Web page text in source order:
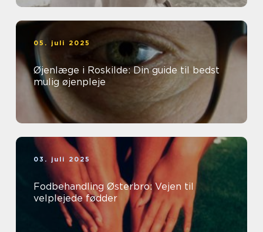
05. juli 2025
Øjenlæge i Roskilde: Din guide til bedst
mulig øjenpleje
03. juli 2025
Fodbehandling Østerbro: Vejen til
velplejede fødder